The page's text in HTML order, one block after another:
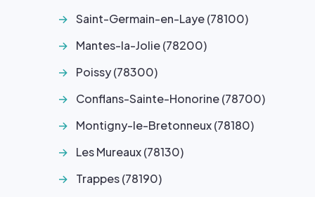
Saint-Germain-en-Laye (78100)
Mantes-la-Jolie (78200)
Poissy (78300)
Conflans-Sainte-Honorine (78700)
Montigny-le-Bretonneux (78180)
Les Mureaux (78130)
Trappes (78190)